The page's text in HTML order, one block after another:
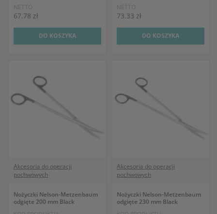
NETTO
67.78 zł
DO KOSZYKA
NETTO
73.33 zł
DO KOSZYKA
Akcesoria do operacji
pochwowych
Nożyczki Nelson-Metzenbaum
odgięte 200 mm Black
Akcesoria do operacji
pochwowych
Nożyczki Nelson-Metzenbaum
odgięte 230 mm Black